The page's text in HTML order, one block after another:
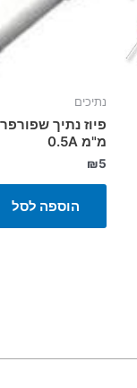
נתיכים
מ"מ 0.5A
₪5
הוספה לסל